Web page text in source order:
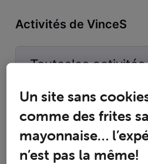
Activités de VinceS
Toutesles activités
Selected
Toutesles
activités
VinceS a commenté sur la
V quatro Max vers
Un site sans
comme des frites
mayonnaise…
n’est pas la même!